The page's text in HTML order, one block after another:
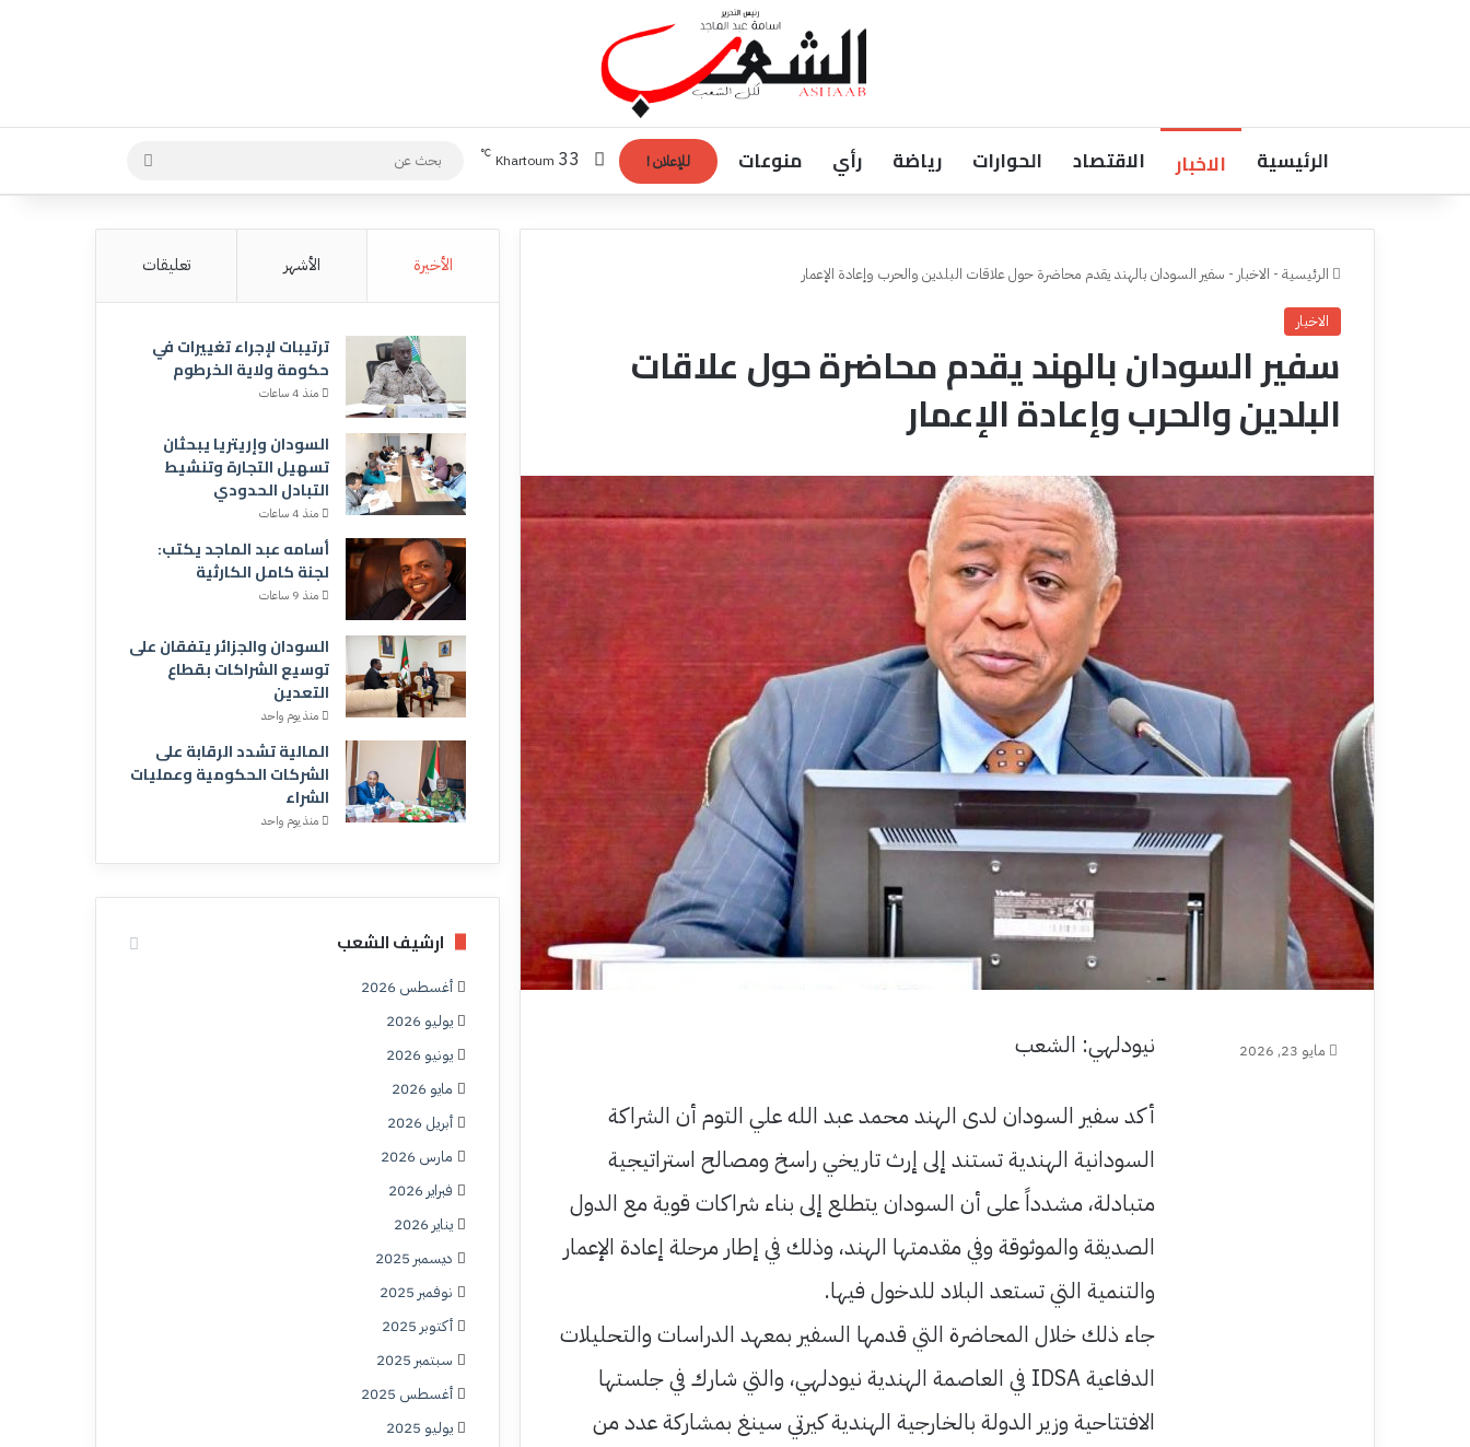
الرئيسية الاخبار الاقتصاد الحوارات رياضة رأي منوعات للإعلان ! Khartoum 33
℃
عن
الرئيسية - الاخبار - سفير السودان بالهند يقدم محاضرة حول علاقات البلدين والحرب وإعادة الإعمار
الاخبار
سفير السودان بالهند يقدم محاضرة حول علاقات
البلدين والحرب وإعادة الإعمار
نيودلهي: الشعب
أكد سفير السودان لدى الهند محمد عبد الله علي التوم أن الشراكة
السودانية الهندية تستند إلى إرث تاريخي راسخ ومصالح استراتيجية
متبادلة، مشدداً على أن السودان يتطلع إلى بناء شراكات قوية مع الدول
الصديقة والموثوقة وفي مقدمتها الهند، وذلك في إطار مرحلة إعادة الإعمار
والتنمية التي تستعد البلاد للدخول فيها.
جاء ذلك خلال المحاضرة التي قدمها السفير بمعهد الدراسات والتحليلات
الدفاعية IDSA في العاصمة الهندية نيودلهي، والتي شارك في جلستها
الافتتاحية وزير الدولة بالخارجية الهندية كيرتي سينغ بمشاركة عدد من
مايو 23, 2026
الأخيرة الأشهر تعليقات
ترتيبات لإجراء تغييرات في
حكومة ولاية الخرطوم
منذ 4 ساعات
السودان وإريتريا يبحثان
تسهيل التجارة وتنشيط
التبادل الحدودي
منذ 4 ساعات
أسامه عبد الماجد يكتب:
لجنة كامل الكارثية
منذ 9 ساعات
السودان والجزائر يتفقان على
توسيع الشراكات بقطاع
التعدين
منذ يوم واحد
المالية تشدد الرقابة على
الشركات الحكومية وعمليات
الشراء
منذ يوم واحد
ارشيف الشعب
أغسطس 2026
يوليو 2026
يونيو 2026
مايو 2026
أبريل 2026
مارس 2026
فبراير 2026
يناير 2026
ديسمبر 2025
نوفمبر 2025
أكتوبر 2025
سبتمبر 2025
أغسطس 2025
يوليو 2025